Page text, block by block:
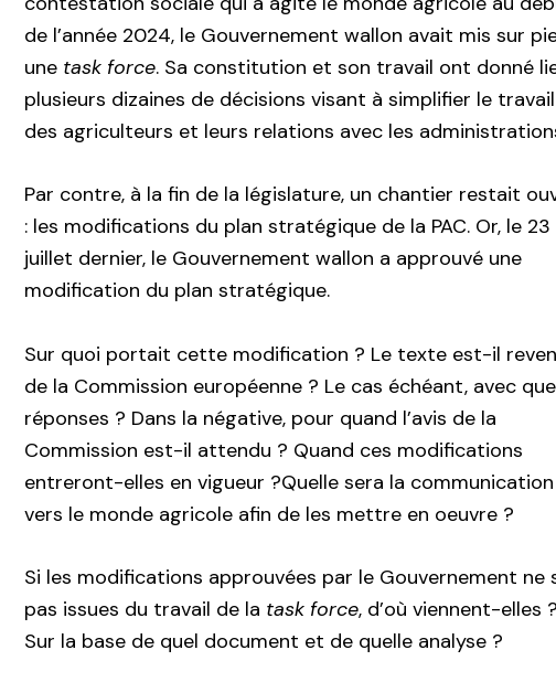
de l’année 2024, le Gouvernement wallon avait mis sur
une task force. Sa constitution et son travail ont donné
plusieurs dizaines de décisions visant à simplifier le travail
des agriculteurs et leurs relations avec les
Par contre, à la fin de la législature, un chantier restait
: les modifications du plan stratégique de la PAC. Or, le 23
juillet dernier, le Gouvernement wallon a approuvé une
modification du plan stratégique.
Sur quoi portait cette modification ? Le texte est-il
de la Commission européenne ? Le cas échéant, avec
réponses ? Dans la négative, pour quand l’avis de la
Commission est-il attendu ? Quand ces modifications
entreront-elles en vigueur ?Quelle sera la communication
vers le monde agricole afin de les mettre en oeuvre ?
Si les modifications approuvées par le Gouvernement ne
pas issues du travail de la task force, d’où viennent-elles ?
Sur la base de quel document et de quelle analyse ?